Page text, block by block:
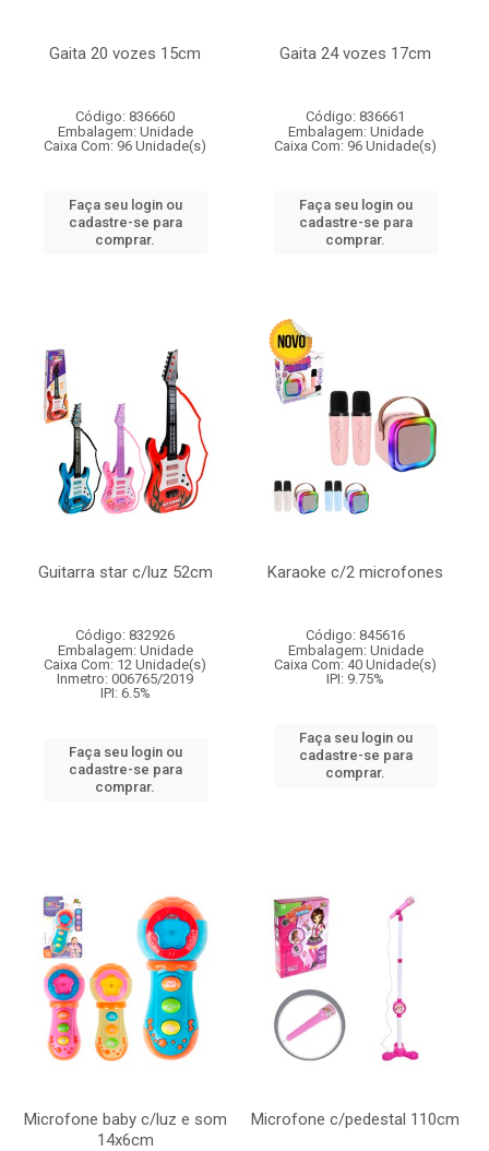
Gaita 20 vozes 15cm
Código: 836660
Embalagem: Unidade
Caixa Com: 96 Unidade(s)
Faça seu login ou
cadastre-se para
comprar.
Gaita 24 vozes 17cm
Código: 836661
Embalagem: Unidade
Caixa Com: 96 Unidade(s)
Faça seu login ou
cadastre-se para
comprar.
Guitarra star c/luz 52cm
Código: 832926
Embalagem: Unidade
Caixa Com: 12 Unidade(s)
Inmetro: 006765/2019
IPI: 6.5%
Faça seu login ou
cadastre-se para
comprar.
Karaoke c/2 microfones
Código: 845616
Embalagem: Unidade
Caixa Com: 40 Unidade(s)
IPI: 9.75%
Faça seu login ou
cadastre-se para
comprar.
Microfone baby c/luz e som
14x6cm
Microfone c/pedestal 110cm